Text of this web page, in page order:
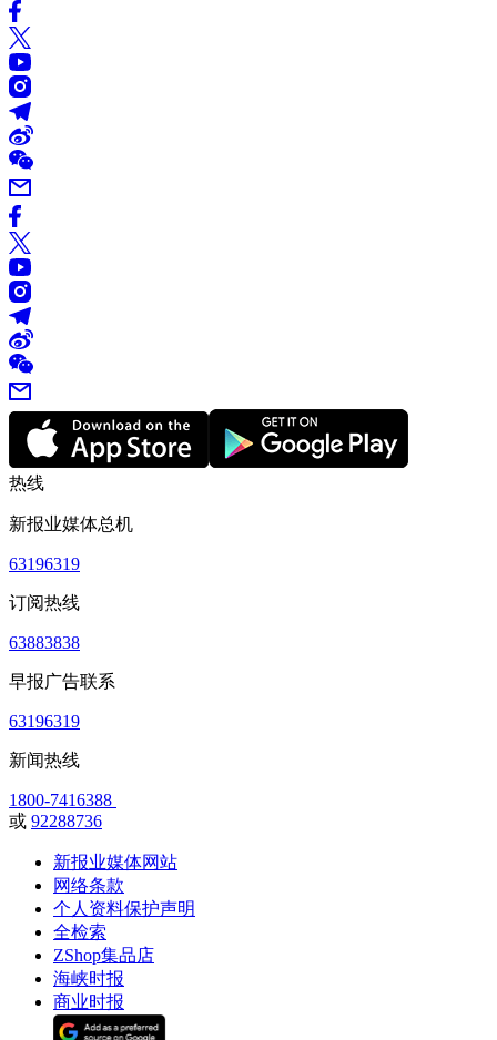
热线
新报业媒体总机
63196319
订阅热线
63883838
早报广告联系
63196319
新闻热线
1800-7416388
或 92288736
新报业媒体网站
网络条款
个人资料保护声明
全检索
ZShop集品店
海峡时报
商业时报